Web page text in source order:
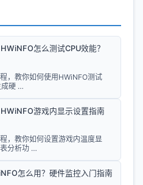
怎么测试CPU效能？
，教你如何使用HWiNFO测试
成硬 …
游戏内显示设置指南
，教你如何设置游戏内温度显
分析功 …
怎么用？硬件监控入门指南